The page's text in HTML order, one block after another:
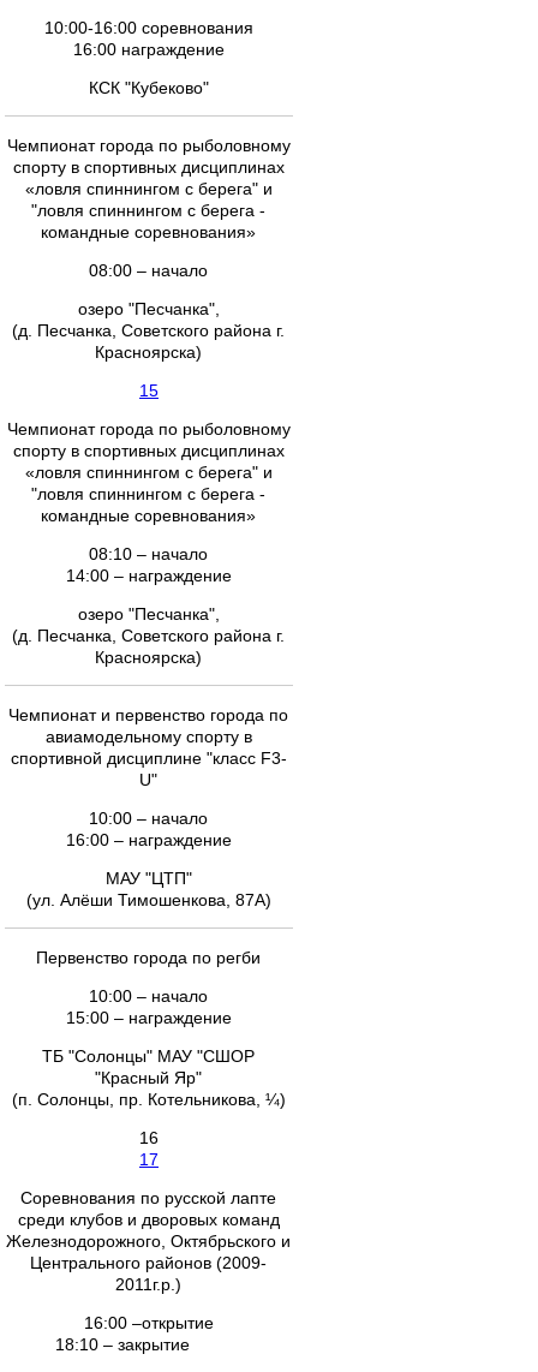
10:00-16:00 соревнования
16:00 награждение
КСК "Кубеково"
Чемпионат города по рыболовному
спорту в спортивных дисциплинах
«ловля спиннингом с берега" и
"ловля спиннингом с берега -
командные соревнования»
08:00 – начало
озеро "Песчанка",
(д. Песчанка, Советского района г.
Красноярска)
15
Чемпионат города по рыболовному
спорту в спортивных дисциплинах
«ловля спиннингом с берега" и
"ловля спиннингом с берега -
командные соревнования»
08:10 – начало
14:00 – награждение
озеро "Песчанка",
(д. Песчанка, Советского района г.
Красноярска)
Чемпионат и первенство города по
авиамодельному спорту в
спортивной дисциплине "класс F3-
U"
10:00 – начало
16:00 – награждение
МАУ "ЦТП"
(ул. Алёши Тимошенкова, 87А)
Первенство города по регби
10:00 – начало
15:00 – награждение
ТБ "Солонцы" МАУ "СШОР
"Красный Яр"
(п. Солонцы, пр. Котельникова, ¼)
16
17
Соревнования по русской лапте
среди клубов и дворовых команд
Железнодорожного, Октябрьского и
Центрального районов (2009-
2011г.р.)
16:00 –открытие
18:10 – закрытие